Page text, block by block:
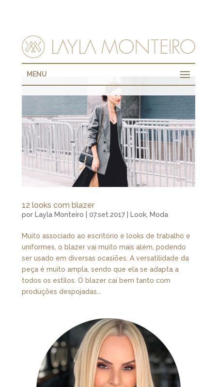
MENU
12 looks com blazer
por Layla Monteiro 07.set.2017| Look, Moda
Muito associado ao escritório e looks de trabalho e
uniformes, o blazer vai muito mais além, podendo
ser usado em diversas ocasiões. A versatilidade da
peça é muito ampla, sendo que ela se adapta a
todos os estilos. O blazer cai bem tanto com
produções despojadas...